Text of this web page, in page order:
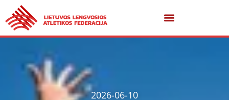
2026-06-10